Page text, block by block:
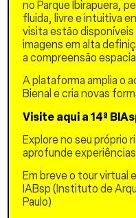
divertimos. Além de seu
dedicado papel de
liderança na MVRDV e
professorado na TU
em outros lugares, Maas
amplamente publicado,
está ativamente
design e integra
conselhos e júris.
“Eu defendo cidades
densas, mais verdes, mais
atraentes e habitáveis,
com uma abordagem de
design que se concentra
no Parque Ibirapuera,
fluida, livre e intuitiva
visita estão
imagens em alta
a compreensão
A plataforma amplia o
Bienal e cria novas
Visite aqui a 14ª
Explore no seu próprio
aprofunde
Em breve o tour virtual
IABsp (Instituto de
Paulo)